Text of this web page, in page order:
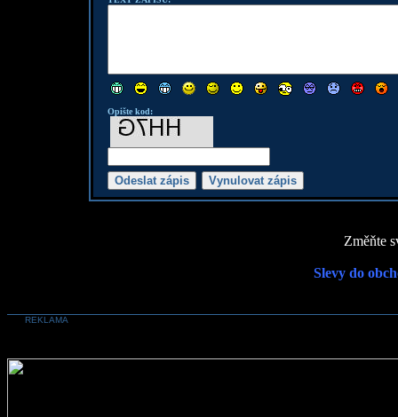
Opište kod:
Změňte
Slevy do
REKLAMA